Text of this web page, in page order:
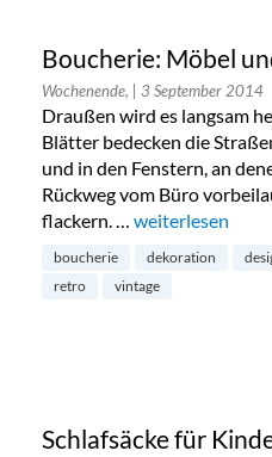
Boucherie: Möbel
Wochenende, | 3 September 2014
Draußen wird es langsam
Blätter bedecken die
und in den Fenstern, an
Rückweg vom Büro
flackern. … „Boucherie:
weiterlesen
boucherie dekoration
retro
vintage
Schlafsäcke für